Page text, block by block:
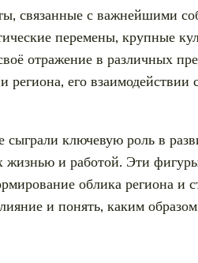
связанные с важнейшими
перемены, крупные
отражение в различных
его
ключевую роль в
и работой. Эти
облика региона и
и понять, каким